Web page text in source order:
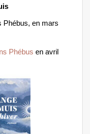
Phébus, en mars
Phébus en avril